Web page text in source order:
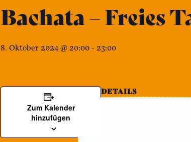
Bachata – Freies
8. Oktober 2024 @ 20:00 - 23:00
Zum Kalender
hinzufügen
DETAILS